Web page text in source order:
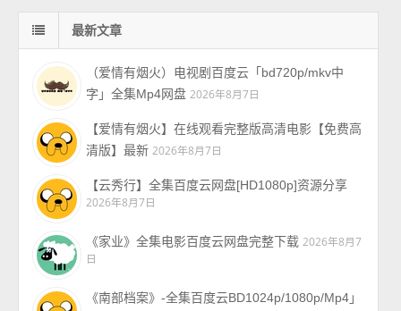
最新文章
（爱情有烟火）电视剧百度云「bd720p/mkv中
字」全集Mp4网盘 2026年8月7日
【爱情有烟火】在线观看完整版高清电影【免费高
清版】最新 2026年8月7日
【云秀行】全集百度云网盘[HD1080p]资源分享
2026年8月7日
《家业》全集电影百度云网盘完整下载 2026年8月7
日
《南部档案》-全集百度云BD1024p/1080p/Mp4」